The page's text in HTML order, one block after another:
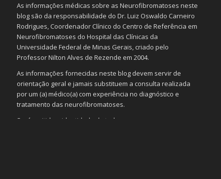
As informações médicas sobre as Neurofibromatoses neste
blog são da responsabilidade do Dr. Luiz Oswaldo Carneiro
Rodrigues, Coordenador Clínico do Centro de Referência em
Neurofibromatoses do Hospital das Clínicas da
Universidade Federal de Minas Gerais, criado pelo
Professor Nilton Alves de Rezende em 2004.
As informações fornecidas neste blog devem servir de
orientação geral e jamais substituem a consulta realizada
por um (a) médico(a) com experiência no diagnóstico e
tratamento das neurofibromatoses.
Será omitida a identidade de todas as pessoas que